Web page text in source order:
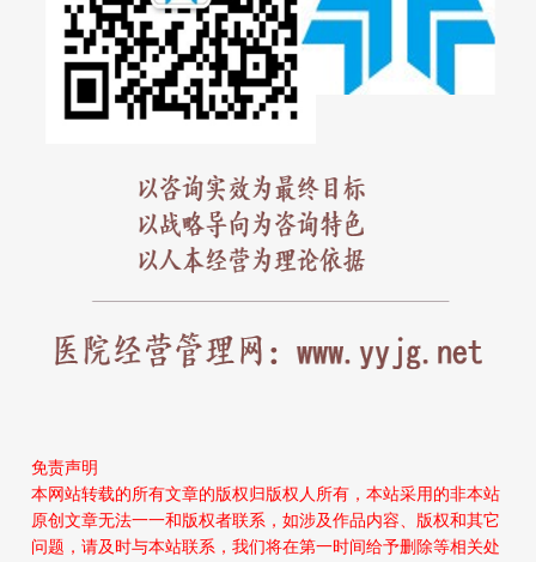
免责声明
本网站转载的所有文章的版权归版权人所有，本站采用的非本站
原创文章无法一一和版权者联系，如涉及作品内容、版权和其它
问题，请及时与本站联系，我们将在第一时间给予删除等相关处